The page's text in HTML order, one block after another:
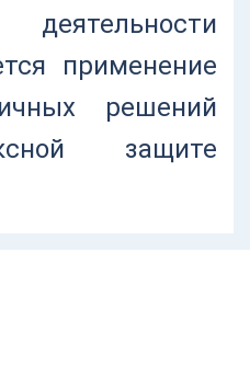
применение
решений
защите